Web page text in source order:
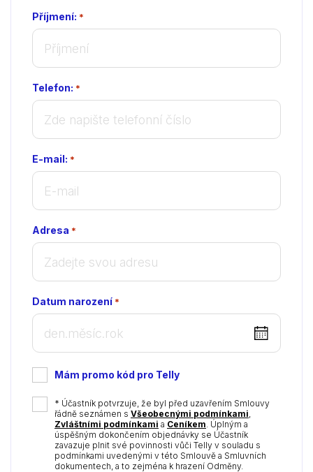
Příjmení: *
Telefon: *
E-mail: *
Adresa *
Datum narození *
DD
dot
MM
dot
YYYY
Mám promo kód pro Telly
* Účastník potvrzuje, že byl před uzavřením Smlouvy
řádně seznámen s Všeobecnými podmínkami
Zvláštními podmínkami a Ceníkem . Úplným a
úspěšným dokončením objednávky se Účastník
zavazuje plnit své povinnosti vůči Telly v souladu s
podmínkami uvedenými v této Smlouvě a Smluvních
dokumentech, a to zejména k hrazení Odměny.